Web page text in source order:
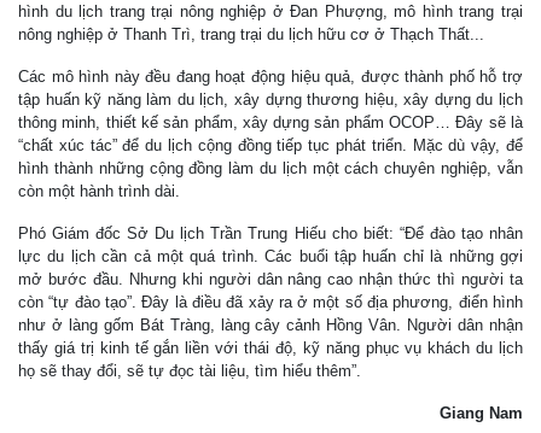
hình du lịch trang trại nông nghiệp ở Đan Phượng, mô hình trang trại
nông nghiệp ở Thanh Trì, trang trại du lịch hữu cơ ở Thạch Thất...
Các mô hình này đều đang hoạt động hiệu quả, được thành phố hỗ trợ
tập huấn kỹ năng làm du lịch, xây dựng thương hiệu, xây dựng du lịch
thông minh, thiết kế sản phẩm, xây dựng sản phẩm OCOP… Đây sẽ là
“chất xúc tác” để du lịch cộng đồng tiếp tục phát triển. Mặc dù vậy, để
hình thành những cộng đồng làm du lịch một cách chuyên nghiệp, vẫn
còn một hành trình dài.
Phó Giám đốc Sở Du lịch Trần Trung Hiếu cho biết: “Để đào tạo nhân
lực du lịch cần cả một quá trình. Các buổi tập huấn chỉ là những gợi
mở bước đầu. Nhưng khi người dân nâng cao nhận thức thì người ta
còn “tự đào tạo”. Đây là điều đã xảy ra ở một số địa phương, điển hình
như ở làng gốm Bát Tràng, làng cây cảnh Hồng Vân. Người dân nhận
thấy giá trị kinh tế gắn liền với thái độ, kỹ năng phục vụ khách du lịch
họ sẽ thay đổi, sẽ tự đọc tài liệu, tìm hiểu thêm”.
Giang Nam